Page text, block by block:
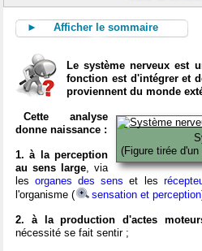
► Afficher le sommaire
Le système nerveux est
fonction est d'intégrer et
proviennent du monde
(Figure tirée
Cette analyse
donne naissance :
1. à la perception
au sens large, via
lesorganes des sens et les
l'organisme (
sensation et perception
2. à la production d'actes
nécessité se fait sentir ;